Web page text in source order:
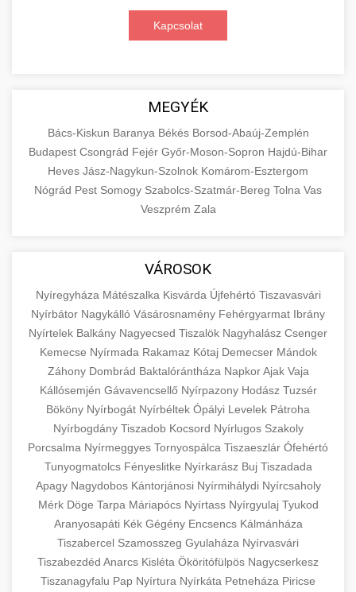
Kapcsolat
MEGYÉK
Bács-Kiskun Baranya Békés Borsod-Abaúj-Zemplén
Budapest Csongrád Fejér Győr-Moson-Sopron Hajdú-Bihar
Heves Jász-Nagykun-Szolnok Komárom-Esztergom
Nógrád Pest Somogy Szabolcs-Szatmár-Bereg Tolna Vas
Veszprém Zala
VÁROSOK
Nyíregyháza Mátészalka Kisvárda Újfehértó Tiszavasvári
Nyírbátor Nagykálló Vásárosnamény Fehérgyarmat Ibrány
Nyírtelek Balkány Nagyecsed Tiszalök Nagyhalász Csenger
Kemecse Nyírmada Rakamaz Kótaj Demecser Mándok
Záhony Dombrád Baktalórántháza NapkorAjak Vaja
Kállósemjén Gávavencsellő Nyírpazony Hodász Tuzsér
Bököny Nyírbogát Nyírbéltek Ópályi Levelek Pátroha
Nyírbogdány Tiszadob Kocsord Nyírlugos Szakoly
Porcsalma Nyírmeggyes Tornyospálca Tiszaeszlár Ófehértó
Tunyogmatolcs Fényeslitke Nyírkarász Buj Tiszadada
Apagy Nagydobos Kántorjánosi Nyírmihálydi Nyírcsaholy
Mérk Döge Tarpa Máriapócs Nyírtass Nyírgyulaj Tyukod
Aranyosapáti Kék Gégény Encsencs Kálmánháza
Tiszabercel Szamosszeg Gyulaháza Nyírvasvári
Tiszabezdéd Anarcs Kisléta Ököritófülpös Nagycserkesz
Tiszanagyfalu Pap Nyírtura Nyírkáta Petneháza Piricse